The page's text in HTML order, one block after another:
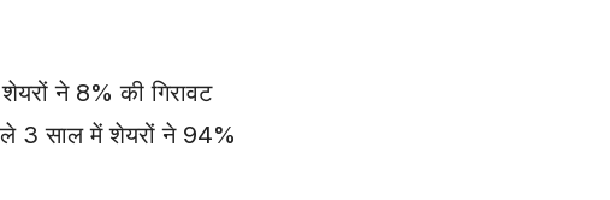
ने 8% की गिरावट
3 साल में शेयरों ने 94%